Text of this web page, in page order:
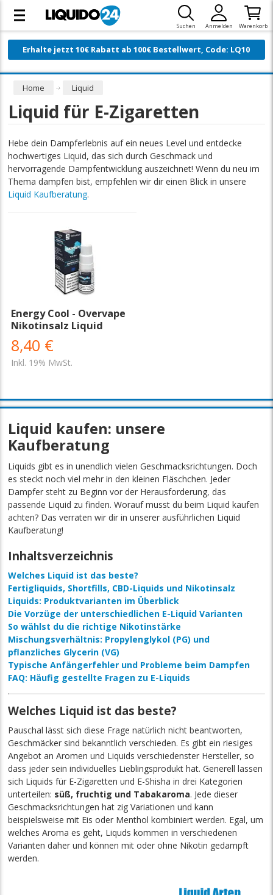
Suchen Anmelden Warenkorb
Erhalte jetzt 10€ Rabatt ab 100€ Bestellwert, Code: LQ10
Home Liquid
Liquid für E-Zigaretten
Hebe dein Dampferlebnis auf ein neues Level und entdecke
hochwertiges Liquid, das sich durch Geschmack und
hervorragende Dampfentwicklung auszeichnet! Wenn du neu im
Thema dampfen bist, empfehlen wir dir einen Blick in unsere
Liquid Kaufberatung.
Energy Cool - Overvape
Nikotinsalz Liquid
8,40 €
Inkl. 19% MwSt.
Liquid kaufen: unsere
Kaufberatung
Liquids gibt es in unendlich vielen Geschmacksrichtungen. Doch
es steckt noch viel mehr in den kleinen Fläschchen. Jeder
Dampfer steht zu Beginn vor der Herausforderung, das
passende Liquid zu finden. Worauf musst du beim Liquid kaufen
achten? Das verraten wir dir in unserer ausführlichen Liquid
Kaufberatung!
Inhaltsverzeichnis
Welches Liquid ist das beste?
Fertigliquids, Shortfills, CBD-Liquids und Nikotinsalz
Liquids: Produktvarianten im Überblick
Die Vorzüge der unterschiedlichen E-Liquid Varianten
So wählst du die richtige Nikotinstärke
Mischungsverhältnis: Propylenglykol (PG) und
pflanzliches Glycerin (VG)
Typische Anfängerfehler und Probleme beim Dampfen
FAQ: Häufig gestellte Fragen zu E-Liquids
Welches Liquid ist das beste?
Pauschal lässt sich diese Frage natürlich nicht beantworten,
Geschmäcker sind bekanntlich verschieden. Es gibt ein riesiges
Angebot an Aromen und Liquids verschiedenster Hersteller, so
dass jeder sein individuelles Lieblingsprodukt hat. Generell lassen
sich Liquids für E-Zigaretten und E-Shisha in drei Kategorien
unterteilen: süß, fruchtig und Tabakaroma. Jede dieser
Geschmacksrichtungen hat zig Variationen und kann
beispielsweise mit Eis oder Menthol kombiniert werden. Egal, um
welches Aroma es geht, Liquds kommen in verschiedenen
Varianten daher und können mit oder ohne Nikotin gedampft
werden.